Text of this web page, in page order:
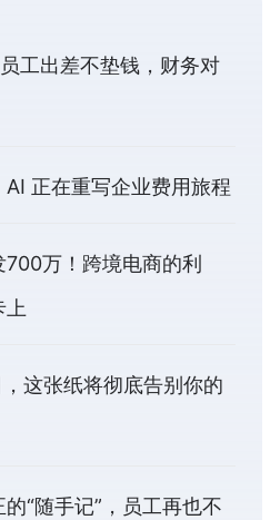
工出差不垫钱，财务对
AI 正在重写企业费用旅程
万！跨境电商的利
上
这张纸将彻底告别你的
“随手记”，员工再也不